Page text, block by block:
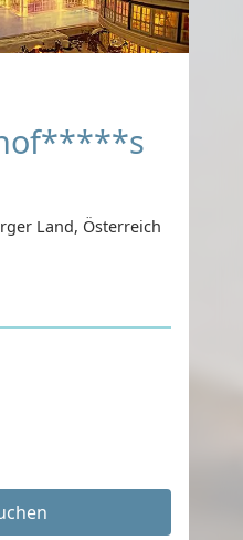
Land, Österreich